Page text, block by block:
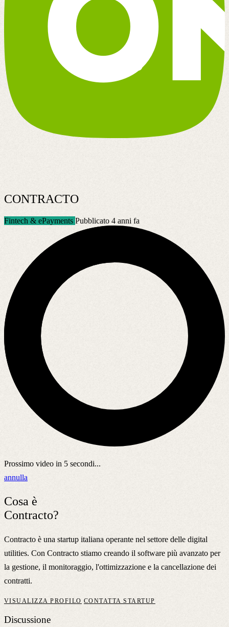
CONTRACTO
Fintech & ePayments Pubblicato 4 anni fa
Prossimo video in 5 secondi...
annulla
Cosa è
Contracto?
Contracto è una startup italiana operante nel settore delle digital
utilities. Con Contracto stiamo creando il software più avanzato per
la gestione, il monitoraggio, l'ottimizzazione e la cancellazione dei
contratti.
VISUALIZZA PROFILO CONTATTA STARTUP
Discussione